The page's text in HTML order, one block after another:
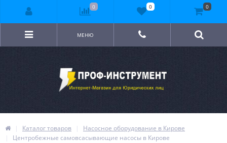
МЕНЮ
Каталог товаров
Насосное оборудование в Кирове
Центробежные самовсасывающие насосы в Кирове
0 0 0